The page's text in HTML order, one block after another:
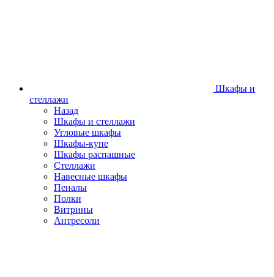
Шкафы и
стеллажи
Назад
Шкафы и стеллажи
Угловые шкафы
Шкафы-купе
Шкафы распашные
Стеллажи
Навесные шкафы
Пеналы
Полки
Витрины
Антресоли